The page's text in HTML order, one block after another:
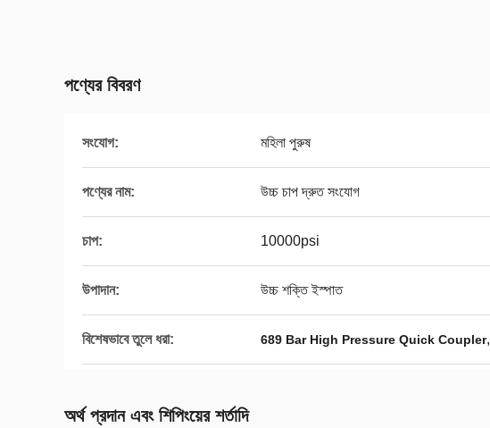
পণ্যের বিবরণ
সংযোগ: মহিলা পুরুষ
পণ্যের নাম: উচ্চ চাপ দ্রুত সংযোগ
চাপ: 10000psi
উপাদান: উচ্চ শক্তি ইস্পাত
বিশেষভাবে তুলে ধরা: 689 Bar High Pressure Quick Coupler,
অর্থ প্রদান এবং শিপিংয়ের শর্তাদি